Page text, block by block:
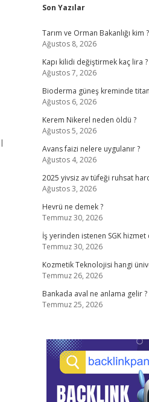
Sidebar
Son Yazılar
Tarım ve Orman Bakanlığı kim ?
Ağustos 8, 2026
Kapı kilidi değiştirmek kaç lira ?
Ağustos 7, 2026
Bioderma güneş kreminde
Ağustos 6, 2026
Kerem Nikerel neden öldü ?
Ağustos 5, 2026
Avans faizi nelere uygulanır ?
Ağustos 4, 2026
2025 yivsiz av tüfeği ruhsat
Ağustos 3, 2026
Hevrü ne demek ?
Temmuz 30, 2026
İş yerinden istenen SGK hizmet
Temmuz 30, 2026
Kozmetik Teknolojisi hangi
Temmuz 26, 2026
Bankada aval ne anlama gelir ?
Temmuz 25, 2026